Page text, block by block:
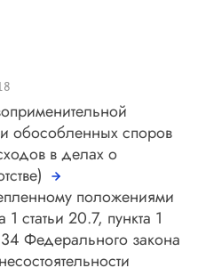
обособленных споров
в делах о
положениями
1 статьи 20.7, пункта 1
Федерального закона